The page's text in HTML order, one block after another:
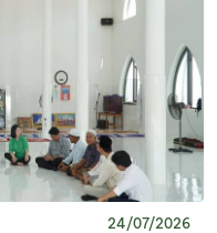
24/07/2026